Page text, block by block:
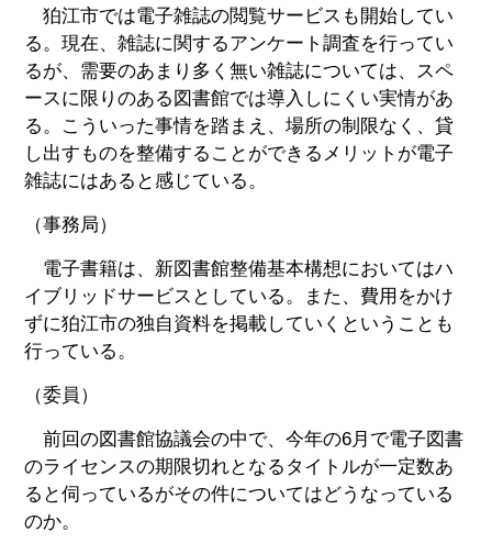
狛江市では電子雑誌の閲覧サービスも開始してい
る。現在、雑誌に関するアンケート調査を行ってい
るが、需要のあまり多く無い雑誌については、スペ
ースに限りのある図書館では導入しにくい実情があ
る。こういった事情を踏まえ、場所の制限なく、貸
し出すものを整備することができるメリットが電子
雑誌にはあると感じている。
（事務局）
電子書籍は、新図書館整備基本構想においてはハ
イブリッドサービスとしている。また、費用をかけ
ずに狛江市の独自資料を掲載していくということも
行っている。
（委員）
前回の図書館協議会の中で、今年の6月で電子図書
のライセンスの期限切れとなるタイトルが一定数あ
ると伺っているがその件についてはどうなっている
のか。